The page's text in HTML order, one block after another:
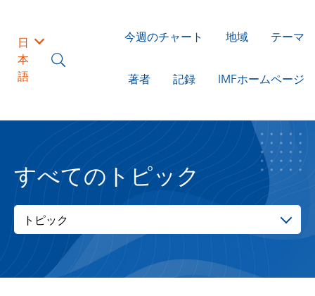
日
本
語
今週のチャート 地域 テーマ
著者 記録 IMFホームページ
すべてのトピック
トピック